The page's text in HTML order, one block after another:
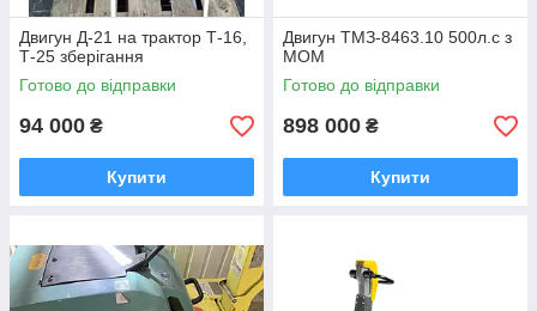
Двигун Д-21 на трактор Т-16,
Т-25 зберігання
Готово до відправки
94 000 ₴
Купити
Двигун ТМЗ-8463.10 500л.с з
МОМ
Готово до відправки
898 000 ₴
Купити